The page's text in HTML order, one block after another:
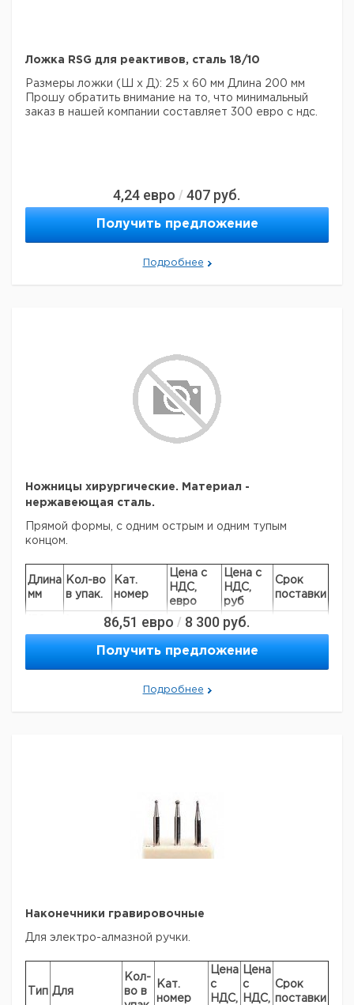
Ложка RSG для реактивов, сталь 18/10
Размеры ложки (Ш х Д): 25 х 60 мм Длина 200 мм
Прошу обратить внимание на то, что минимальный
заказ в нашей компании составляет 300 евро с ндс.
4,24 евро / 407 руб.
Получить предложение
Подробнее
Ножницы хирургические. Материал -
нержавеющая сталь.
Прямой формы, c одним острым и одним тупым
концом.
Длина
мм
Кол-во
в упак.
Кат.
номер
Цена с
НДС,
евро
Цена с
НДС,
руб
Срок
поставки
9204220
Прошу обратить внимание на то, что минимальный
заказ в нашей компании составляет 300 евро с ндс.
86,51 евро / 8 300 руб.
Получить предложение
Подробнее
Наконечники гравировочные
Для электро-алмазной ручки.
Тип Для
Кол-
во в
Кат.
номер
Цена
с
НДС,
Цена
с
НДС,
Срок
поставки